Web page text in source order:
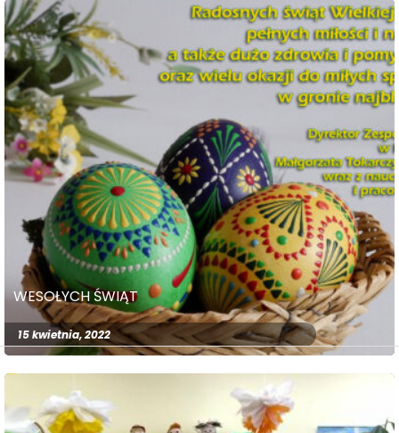
WESOŁYCH ŚWIĄT
15 kwietnia, 2022